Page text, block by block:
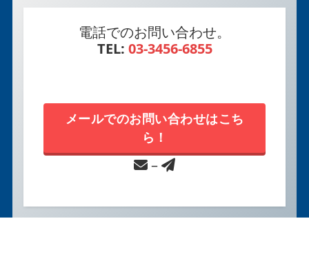
電話でのお問い合わせ。
TEL: 03-3456-6855
メールでのお問い合わせはこち
ら！
–